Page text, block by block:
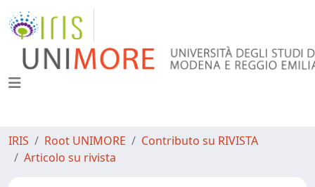
IRIS Root UNIMORE
Contributo su RIVISTA
Articolo su rivista